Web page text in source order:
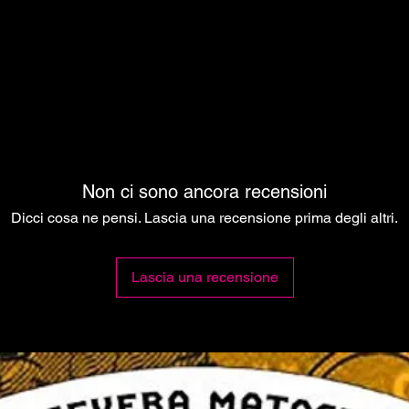
Non ci sono ancora recensioni
Dicci cosa ne pensi. Lascia una recensione prima degli altri.
Lascia una recensione